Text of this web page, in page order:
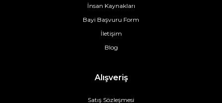
İnsan Kaynakları
Bayi Başvuru Form
İletişim
Blog
Alışveriş
Satış Sözleşmesi